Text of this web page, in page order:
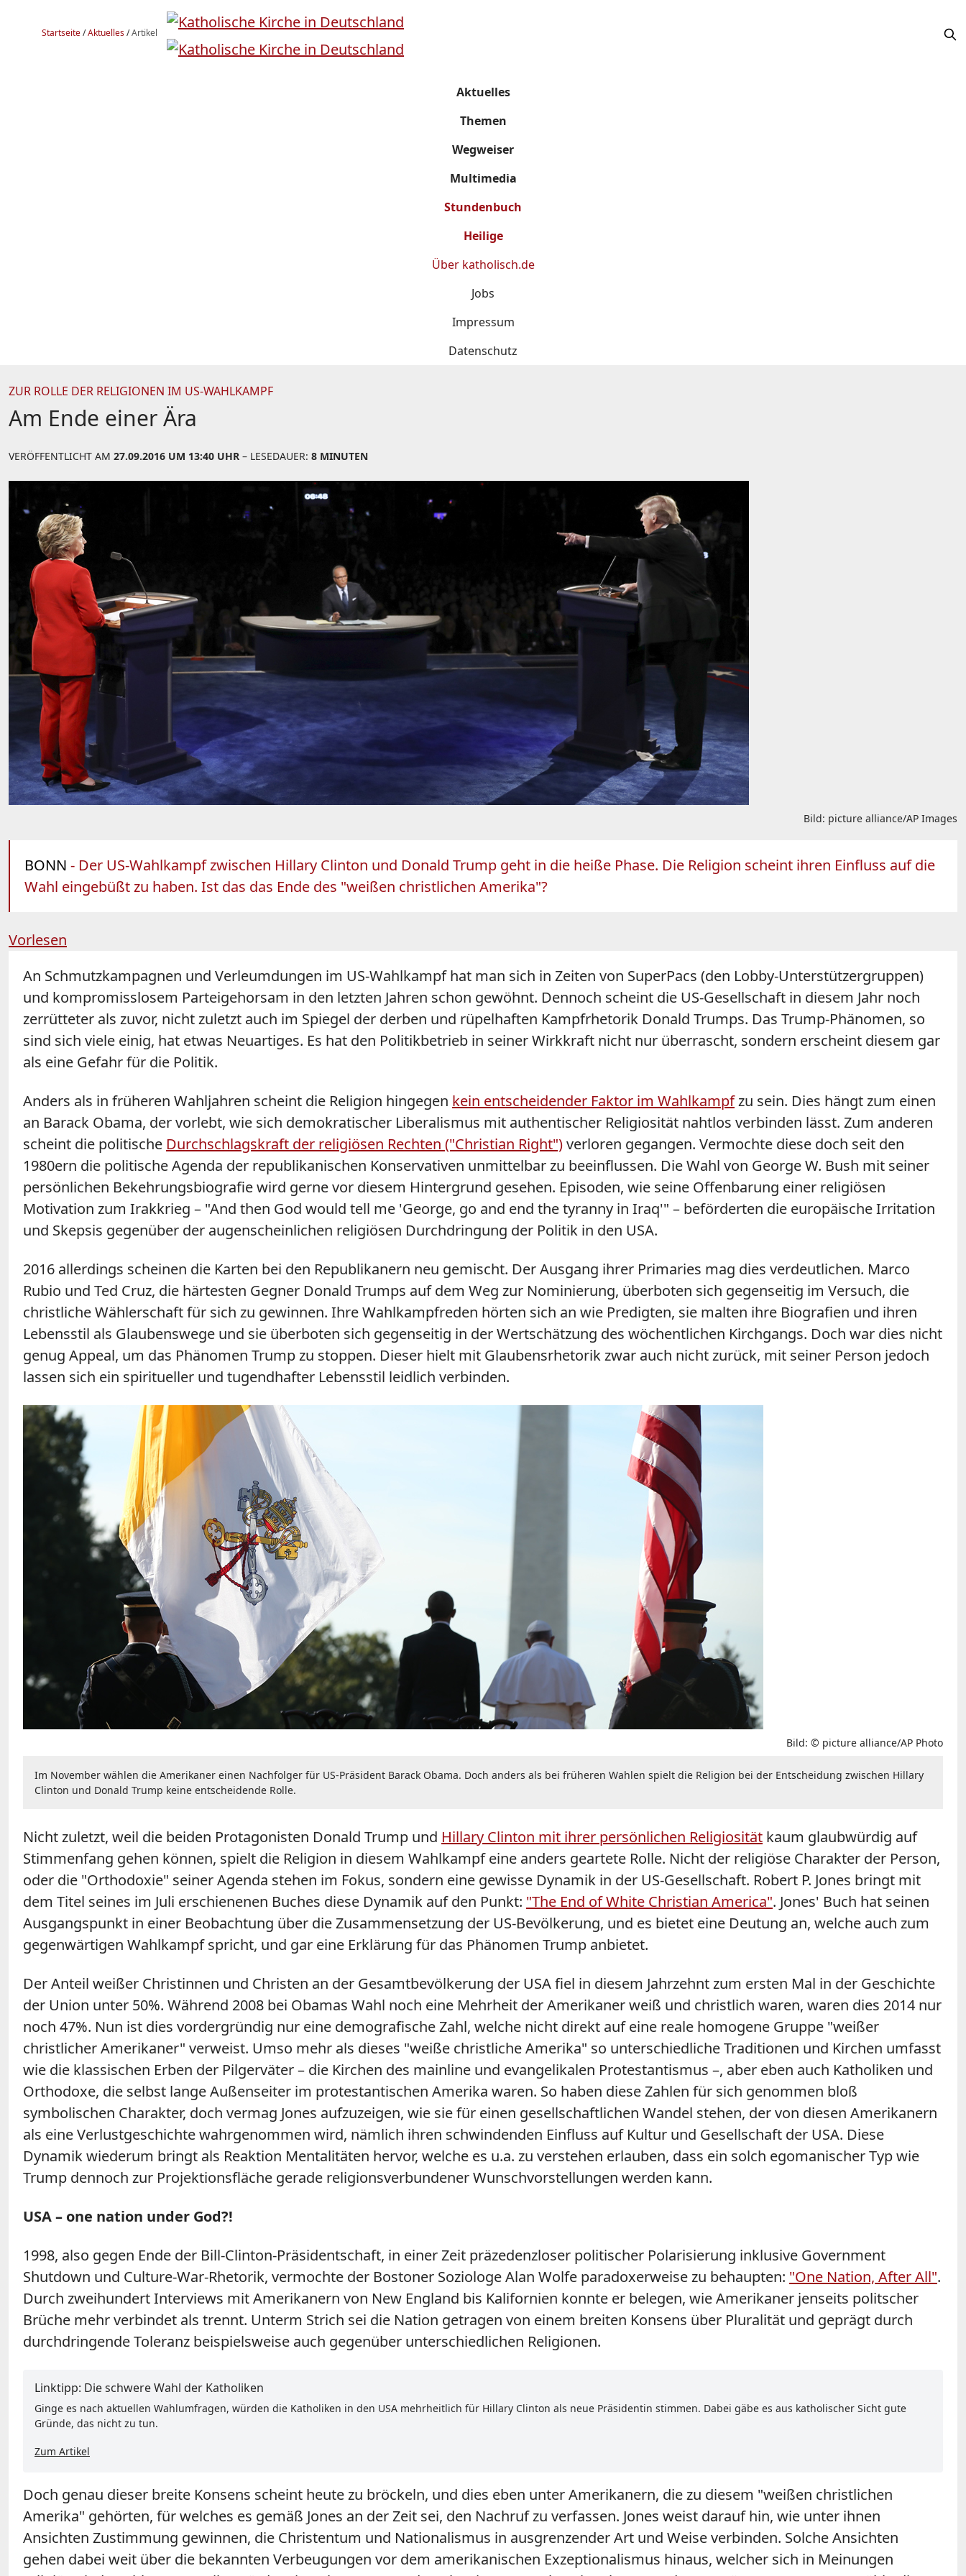
Startseite/Aktuelles/Artikel
Aktuelles
Themen
Wegweiser
Multimedia
Stundenbuch
Heilige
Über katholisch.de
Jobs
Impressum
Datenschutz
ZUR ROLLE DER RELIGIONEN IM US-WAHLKAMPF
Am Ende einer Ära
VERÖFFENTLICHT AM 27.09.2016 UM 13:40 UHR – LESEDAUER: 8 MINUTEN
Bild: picture alliance/AP Images
BONN - Der US-Wahlkampf zwischen Hillary Clinton und Donald Trump geht in die heiße Phase. Die Religion scheint ihren Einfluss auf die
Wahl eingebüßt zu haben. Ist das das Ende des "weißen christlichen Amerika"?
Vorlesen
An Schmutzkampagnen und Verleumdungen im US-Wahlkampf hat man sich in Zeiten von SuperPacs (den Lobby-Unterstützergruppen)
und kompromisslosem Parteigehorsam in den letzten Jahren schon gewöhnt. Dennoch scheint die US-Gesellschaft in diesem Jahr noch
zerrütteter als zuvor, nicht zuletzt auch im Spiegel der derben und rüpelhaften Kampfrhetorik Donald Trumps. Das Trump-Phänomen, so
sind sich viele einig, hat etwas Neuartiges. Es hat den Politikbetrieb in seiner Wirkkraft nicht nur überrascht, sondern erscheint diesem gar
als eine Gefahr für die Politik.
Anders als in früheren Wahljahren scheint die Religion hingegen kein entscheidender Faktor im Wahlkampfzu sein. Dies hängt zum einen
an Barack Obama, der vorlebt, wie sich demokratischer Liberalismus mit authentischer Religiosität nahtlos verbinden lässt. Zum anderen
scheint die politische Durchschlagskraft der religiösen Rechten ("Christian Right")verloren gegangen. Vermochte diese doch seit den
1980ern die politische Agenda der republikanischen Konservativen unmittelbar zu beeinflussen. Die Wahl von George W. Bush mit seiner
persönlichen Bekehrungsbiografie wird gerne vor diesem Hintergrund gesehen. Episoden, wie seine Offenbarung einer religiösen
Motivation zum Irakkrieg – "And then God would tell me 'George, go and end the tyranny in Iraq'" – beförderten die europäische Irritation
und Skepsis gegenüber der augenscheinlichen religiösen Durchdringung der Politik in den USA.
2016 allerdings scheinen die Karten bei den Republikanern neu gemischt. Der Ausgang ihrer Primaries mag dies verdeutlichen. Marco
Rubio und Ted Cruz, die härtesten Gegner Donald Trumps auf dem Weg zur Nominierung, überboten sich gegenseitig im Versuch, die
christliche Wählerschaft für sich zu gewinnen. Ihre Wahlkampfreden hörten sich an wie Predigten, sie malten ihre Biografien und ihren
Lebensstil als Glaubenswege und sie überboten sich gegenseitig in der Wertschätzung des wöchentlichen Kirchgangs. Doch war dies nicht
genug Appeal, um das Phänomen Trump zu stoppen. Dieser hielt mit Glaubensrhetorik zwar auch nicht zurück, mit seiner Person jedoch
lassen sich ein spiritueller und tugendhafter Lebensstil leidlich verbinden.
Bild: © picture alliance/AP Photo
Im November wählen die Amerikaner einen Nachfolger für US-Präsident Barack Obama. Doch anders als bei früheren Wahlen spielt die Religion bei der Entscheidung zwischen Hillary
Clinton und Donald Trump keine entscheidende Rolle.
Nicht zuletzt, weil die beiden Protagonisten Donald Trump und Hillary Clinton mit ihrer persönlichen Religiosität kaum glaubwürdig auf
Stimmenfang gehen können, spielt die Religion in diesem Wahlkampf eine anders geartete Rolle. Nicht der religiöse Charakter der Person,
oder die "Orthodoxie" seiner Agenda stehen im Fokus, sondern eine gewisse Dynamik in der US-Gesellschaft. Robert P. Jones bringt mit
dem Titel seines im Juli erschienenen Buches diese Dynamik auf den Punkt: "The End of White Christian America". Jones' Buch hat seinen
Ausgangspunkt in einer Beobachtung über die Zusammensetzung der US-Bevölkerung, und es bietet eine Deutung an, welche auch zum
gegenwärtigen Wahlkampf spricht, und gar eine Erklärung für das Phänomen Trump anbietet.
Der Anteil weißer Christinnen und Christen an der Gesamtbevölkerung der USA fiel in diesem Jahrzehnt zum ersten Mal in der Geschichte
der Union unter 50%. Während 2008 bei Obamas Wahl noch eine Mehrheit der Amerikaner weiß und christlich waren, waren dies 2014 nur
noch 47%. Nun ist dies vordergründig nur eine demografische Zahl, welche nicht direkt auf eine reale homogene Gruppe "weißer
christlicher Amerikaner" verweist. Umso mehr als dieses "weiße christliche Amerika" so unterschiedliche Traditionen und Kirchen umfasst
wie die klassischen Erben der Pilgerväter – die Kirchen des mainline und evangelikalen Protestantismus –, aber eben auch Katholiken und
Orthodoxe, die selbst lange Außenseiter im protestantischen Amerika waren. So haben diese Zahlen für sich genommen bloß
symbolischen Charakter, doch vermag Jones aufzuzeigen, wie sie für einen gesellschaftlichen Wandel stehen, der von diesen Amerikanern
als eine Verlustgeschichte wahrgenommen wird, nämlich ihren schwindenden Einfluss auf Kultur und Gesellschaft der USA. Diese
Dynamik wiederum bringt als Reaktion Mentalitäten hervor, welche es u.a. zu verstehen erlauben, dass ein solch egomanischer Typ wie
Trump dennoch zur Projektionsfläche gerade religionsverbundener Wunschvorstellungen werden kann.
USA – one nation under God?!
1998, also gegen Ende der Bill-Clinton-Präsidentschaft, in einer Zeit präzedenzloser politischer Polarisierung inklusive Government
Shutdown und Culture-War-Rhetorik, vermochte der Bostoner Soziologe Alan Wolfe paradoxerweise zu behaupten: "One Nation, After All".
Durch zweihundert Interviews mit Amerikanern von New England bis Kalifornien konnte er belegen, wie Amerikaner jenseits politscher
Brüche mehr verbindet als trennt. Unterm Strich sei die Nation getragen von einem breiten Konsens über Pluralität und geprägt durch
durchdringende Toleranz beispielsweise auch gegenüber unterschiedlichen Religionen.
Linktipp: Die schwere Wahl der Katholiken
Ginge es nach aktuellen Wahlumfragen, würden die Katholiken in den USA mehrheitlich für Hillary Clinton als neue Präsidentin stimmen. Dabei gäbe es aus katholischer Sicht gute
Gründe, das nicht zu tun.
Zum Artikel
Doch genau dieser breite Konsens scheint heute zu bröckeln, und dies eben unter Amerikanern, die zu diesem "weißen christlichen
Amerika" gehörten, für welches es gemäß Jones an der Zeit sei, den Nachruf zu verfassen. Jones weist darauf hin, wie unter ihnen
Ansichten Zustimmung gewinnen, die Christentum und Nationalismus in ausgrenzender Art und Weise verbinden. Solche Ansichten
gehen dabei weit über die bekannten Verbeugungen vor dem amerikanischen Exzeptionalismus hinaus, welcher sich in Meinungen